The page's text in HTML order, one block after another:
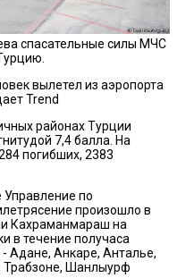
спасательные силы МЧС
вылетел из аэропорта
Trend
районах Турции
7,4 балла. На
погибших, 2383
Управление по
произошло в
Кахраманмараш на
в течение получаса
Адане, Анкаре, Анталье,
Трабзоне, Шанлыурф